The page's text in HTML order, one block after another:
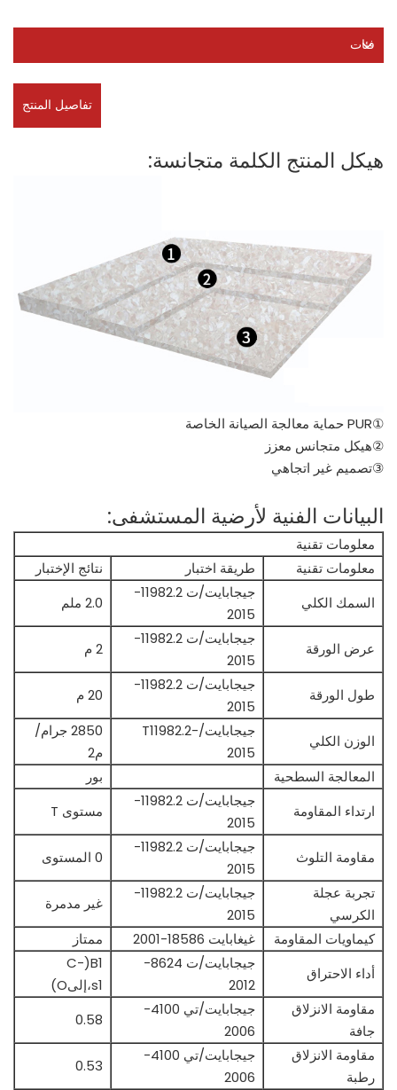
فئات
تفاصيل المنتج
هيكل المنتج الكلمة متجانسة:
①PUR حماية معالجة الصيانة الخاصة
②هيكل متجانس معزز
③تصميم غير اتجاهي
البيانات الفنية لأرضية المستشفى:
معلومات تقنية
معلومات تقنية
طريقة اختبار
نتائج الإختبار
السمك الكلي
جيجابايت/ت 11982.2-
2015
2.0 ملم
عرض الورقة
جيجابايت/ت 11982.2-
2015
2 م
طول الورقة
جيجابايت/ت 11982.2-
2015
20 م
الوزن الكلي
جيجابايت/T11982.2-
2015
2850 جرام/
م2
المعالجة السطحية
بور
ارتداء المقاومة
جيجابايت/ت 11982.2-
2015
مستوى T
مقاومة التلوث
جيجابايت/ت 11982.2-
2015
0 المستوى
تجربة عجلة
الكرسي
جيجابايت/ت 11982.2-
2015
غير مدمرة
كيماويات المقاومة
غيغابايت 18586-2001
ممتاز
أداء الاحتراق
جيجابايت/ت 8624-
2012
B1(C-
s1،إلىO)
مقاومة الانزلاق
جافة
جيجابايت/تي 4100-
2006
0.58
مقاومة الانزلاق
رطبة
جيجابايت/تي 4100-
2006
0.53